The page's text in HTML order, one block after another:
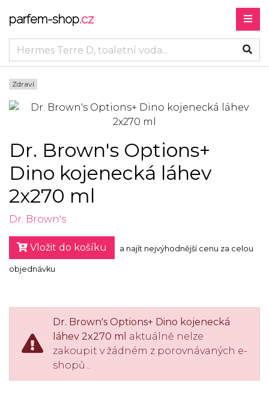
parfem-shop.cz
Zdraví
Dr. Brown's Options+
Dino kojenecká láhev
2x270 ml
Dr. Brown's
Vložit do košíku a najít nejvýhodnější cenu za celou
objednávku
Dr. Brown's Options+ Dino kojenecká
láhev 2x270 ml aktuálně nelze
zakoupit v žádném z porovnávaných e-
shopů...